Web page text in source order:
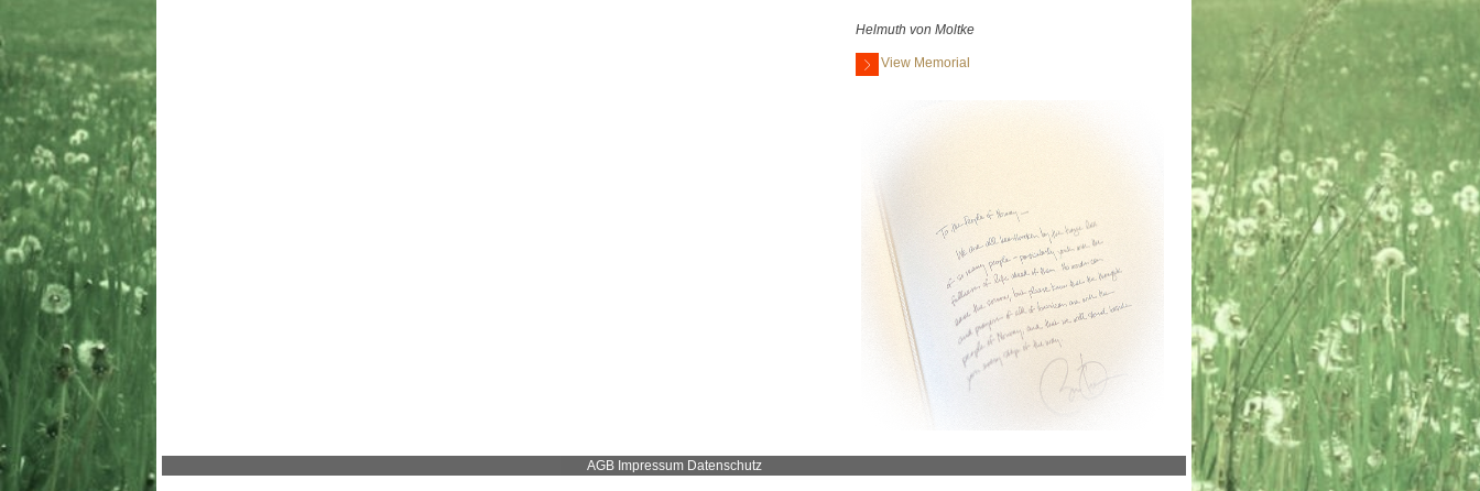
Helmuth von Moltke
View Memorial
AGB Impressum Datenschutz